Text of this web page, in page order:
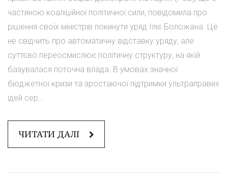
частиною коаліційної політичної сили, повідомила про
рішення своїх міністрів покинути уряд Іліє Боложана. Це
не свідчить про автоматичну відставку уряду, але
суттєво переосмислює політичну структуру, на якій
базувалася поточна влада. В умовах значної
бюджетної кризи та зростаючої підтримки ультраправих
ідей сер...
ЧИТАТИ ДАЛІ